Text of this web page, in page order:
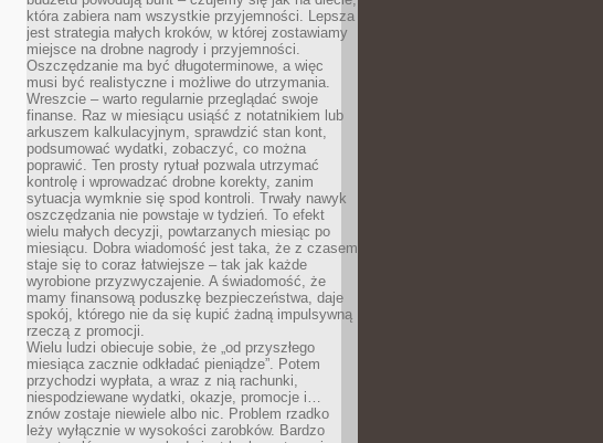
która zabiera nam wszystkie przyjemności. Lepsza
jest strategia małych kroków, w której zostawiamy
miejsce na drobne nagrody i przyjemności.
Oszczędzanie ma być długoterminowe, a więc
musi być realistyczne i możliwe do utrzymania.
Wreszcie – warto regularnie przeglądać swoje
finanse. Raz w miesiącu usiąść z notatnikiem lub
arkuszem kalkulacyjnym, sprawdzić stan kont,
podsumować wydatki, zobaczyć, co można
poprawić. Ten prosty rytuał pozwala utrzymać
kontrolę i wprowadzać drobne korekty, zanim
sytuacja wymknie się spod kontroli. Trwały nawyk
oszczędzania nie powstaje w tydzień. To efekt
wielu małych decyzji, powtarzanych miesiąc po
miesiącu. Dobra wiadomość jest taka, że z czasem
staje się to coraz łatwiejsze – tak jak każde
wyrobione przyzwyczajenie. A świadomość, że
mamy finansową poduszkę bezpieczeństwa, daje
spokój, którego nie da się kupić żadną impulsywną
rzeczą z promocji.
Wielu ludzi obiecuje sobie, że „od przyszłego
miesiąca zacznie odkładać pieniądze”. Potem
przychodzi wypłata, a wraz z nią rachunki,
niespodziewane wydatki, okazje, promocje i…
znów zostaje niewiele albo nic. Problem rzadko
leży wyłącznie w wysokości zarobków. Bardzo